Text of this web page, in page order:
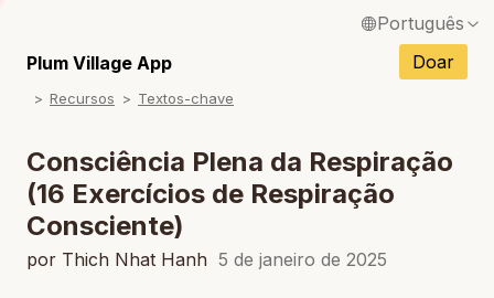
Português
Español / Espanhol
Deutsch / Alemão
Plum Village App Doar
Recursos Textos-chave
Consciência Plena da Respiração
(16 Exercícios de Respiração
Consciente)
por Thich Nhat Hanh 5 de janeiro de 2025